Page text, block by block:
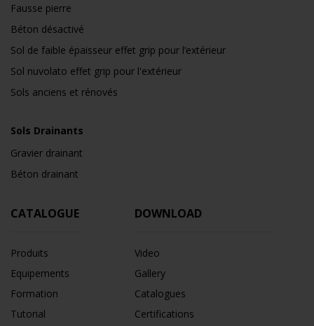
Fausse pierre
Béton désactivé
Sol de faible épaisseur effet grip pour l’extérieur
Sol nuvolato effet grip pour l'extérieur
Sols anciens et rénovés
Sols Drainants
Gravier drainant
Béton drainant
CATALOGUE
Produits
Equipements
Formation
Tutorial
DOWNLOAD
Video
Gallery
Catalogues
Certifications